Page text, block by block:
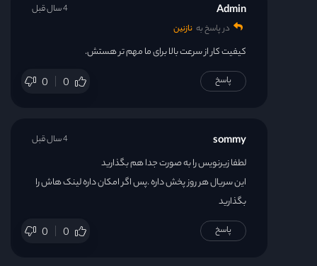
Admin
در پاسخ به نازنین
کیفیت کار از سرعت بالا برای ما مهم تر هستش.
0 0
4 سال قبل
پاسخ
sommy
لطفا زیرنویس را به صورت جدا هم بگذارید
این سریال هر روز پخش داره .پس اگر امکان داره لینک هاش را
بگذارید
0 0
4 سال قبل
پاسخ